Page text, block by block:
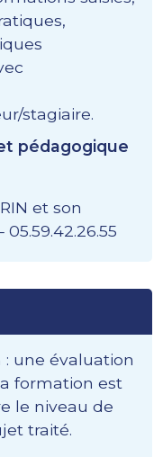
stagiaire.
pédagogique
et son
une évaluation
formation est
le niveau de
traité.